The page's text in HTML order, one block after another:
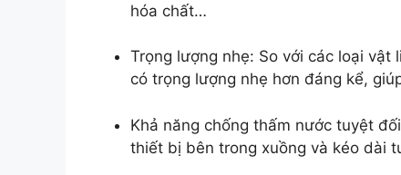
hóa chất…
Trọng lượng nhẹ: So với các loại vật
có trọng lượng nhẹ hơn đáng kể,
Khả năng chống thấm nước tuyệt
thiết bị bên trong xuồng và kéo dài